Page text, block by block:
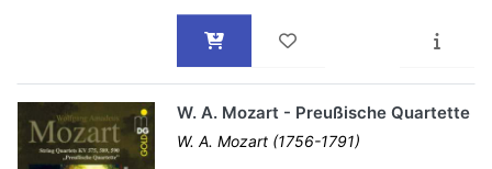
W. A. Mozart - Preußische Quartette
W. A. Mozart (1756-1791)